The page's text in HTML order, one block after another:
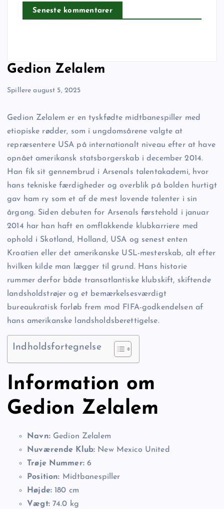
Seneste kommentarer
Gedion Zelalem
Spillere august 5, 2025
Gedion Zelalem er en tyskfødte midtbanespiller med
etiopiske rødder, som i ungdomsårene valgte at
repræsentere USA på internationalt niveau efter at have
opnået amerikansk statsborgerskab i december 2014.
Han fik sit gennembrud i Arsenals talentakademi, hvor
hans tekniske færdigheder og overblik på bolden hurtigt
gav ham ry som et af de mest lovende talenter i sin
årgang. Siden debuten for Arsenals førstehold i januar
2014 har han haft en omflakkende klubkarriere med
ophold i Skotland, Holland, USA og senest enten
Kroatien eller det amerikanske USL-mesterskab, alt efter
hvilken kilde man lægger til grund. Hans historie
rummer derfor både transatlantiske klubskift, skiftende
landsholdstrøjer og et bemærkelsesværdigt
bureaukratisk forløb frem mod FIFA-godkendelsen af
hans amerikanske landsholdsberettigelse.
Indholdsfortegnelse
Information om
Gedion Zelalem
Navn:Gedion Zelalem
Nuværende Klub: New Mexico United
Trøje Nummer:6
Position: Midtbanespiller
Højde:180 cm
Vægt:74.0 kg